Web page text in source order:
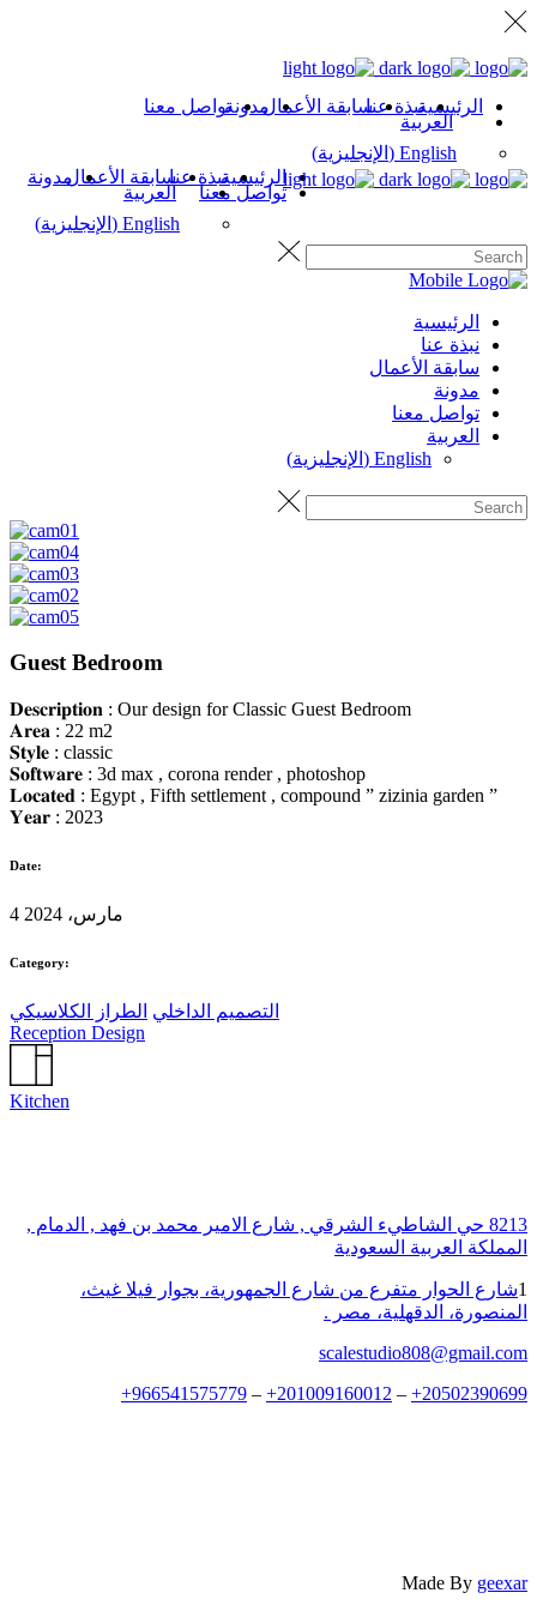
الرئيسيةنبذة عناسابقة الأعمالمدونةتواصل معنا
العربية
English
( الإنجليزية)
الرئيسيةنبذة عناسابقة الأعمالمدونة
تواصل معنا
العربية
English
( الإنجليزية)
الرئيسية
نبذة عنا
سابقة الأعمال
مدونة
تواصل معنا
العربية
English
( الإنجليزية)
Guest Bedroom
𝐃𝐞𝐬𝐜𝐫𝐢𝐩𝐭𝐢𝐨𝐧 : Our design for Classic Guest Bedroom
𝐀𝐫𝐞𝐚 : 22 m2
𝐒𝐭𝐲𝐥𝐞 : classic
𝐒𝐨𝐟𝐭𝐰𝐚𝐫𝐞 : 3d max , corona render , photoshop
𝐋𝐨𝐜𝐚𝐭𝐞𝐝 : Egypt , Fifth settlement , compound ” zizinia garden ”
𝐘𝐞𝐚𝐫 : 2023
Date:
4 مارس، 2024
Category:
التصميم الداخلي الطراز الكلاسيكي
Reception Design
Kitchen
8213 حي الشاطيء الشرقي , شارع الامير محمد بن فهد , الدمام ,
المملكة العربية السعودية
1شارع الحوار متفرع من شارع الجمهورية، بجوار فيلا غيث،
المنصورة، الدقهلية، مصر .
scalestudio808@gmail.com
20502390699
+
–
201009160012
+
–
966541575779
+
Made By geexar